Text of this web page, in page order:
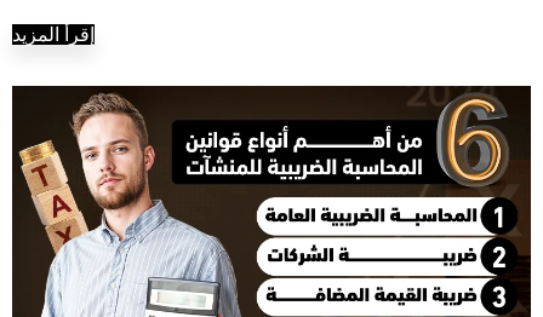
إقرأ المزيد